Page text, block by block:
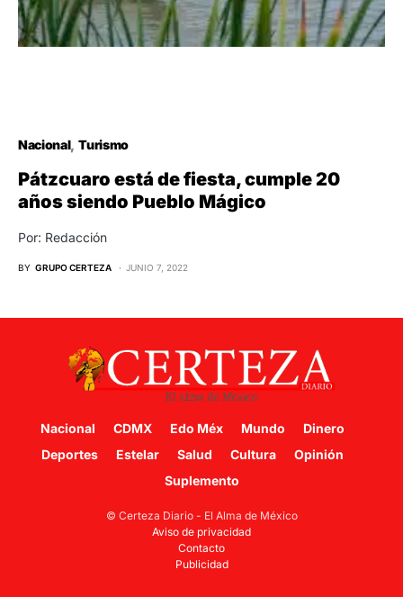
Nacional Turismo
Pátzcuaro está de fiesta, cumple 20
años siendo Pueblo Mágico
Por: Redacción
BY GRUPO CERTEZA JUNIO 7, 2022
Nacional CDMX Edo Méx Mundo
Dinero
Deportes
Estelar Salud Cultura
Opinión
Suplemento
© Certeza Diario - El Alma de México
Aviso de privacidad
Contacto
Publicidad